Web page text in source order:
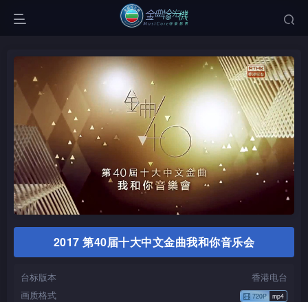
2017 第40届十大中文金曲我和你音乐会
台标版本
香港电台
画质格式